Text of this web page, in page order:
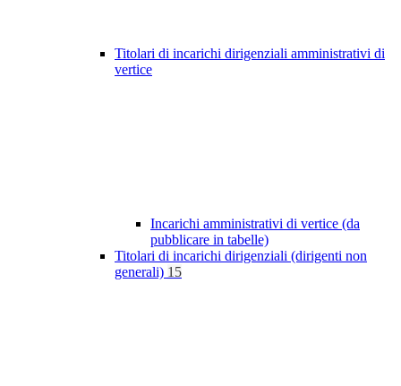
Titolari di incarichi dirigenziali amministrativi di
vertice
Incarichi amministrativi di vertice (da
pubblicare in tabelle)
Titolari di incarichi dirigenziali (dirigenti non
generali) 15